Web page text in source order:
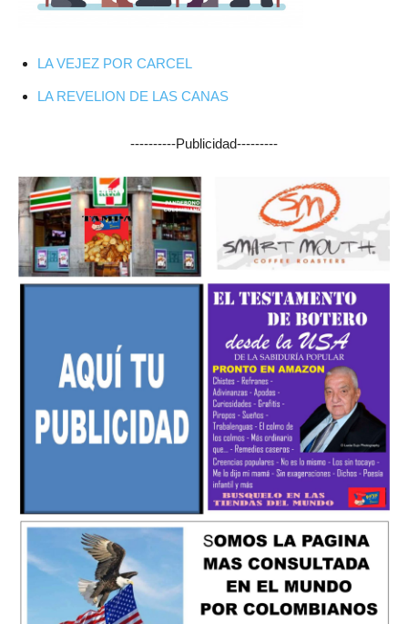
LA VEJEZ POR CARCEL
LA REVELION DE LAS CANAS
----------Publicidad---------